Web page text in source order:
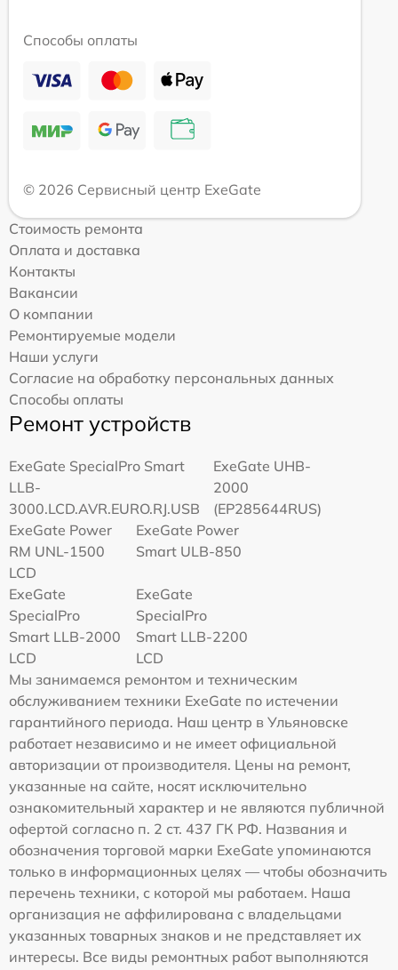
Способы оплаты
© 2026 Сервисный центр ExeGate
Стоимость ремонта
Оплата и доставка
Контакты
Вакансии
О компании
Ремонтируемые модели
Наши услуги
Согласие на обработку персональных данных
Способы оплаты
Ремонт устройств
ExeGate SpecialPro Smart
LLB-
3000.LCD.AVR.EURO.RJ.USB
ExeGate UHB-
2000
(EP285644RUS)
ExeGate Power
RM UNL-1500
LCD
ExeGate Power
Smart ULB-850
ExeGate
SpecialPro
Smart LLB-2000
LCD
ExeGate
SpecialPro
Smart LLB-2200
LCD
Мы занимаемся ремонтом и техническим
обслуживанием техники ExeGate по истечении
гарантийного периода. Наш центр в Ульяновске
работает независимо и не имеет официальной
авторизации от производителя. Цены на ремонт,
указанные на сайте, носят исключительно
ознакомительный характер и не являются публичной
офертой согласно п. 2 ст. 437 ГК РФ. Названия и
обозначения торговой марки ExeGate упоминаются
только в информационных целях — чтобы обозначить
перечень техники, с которой мы работаем. Наша
организация не аффилирована с владельцами
указанных товарных знаков и не представляет их
интересы. Все виды ремонтных работ выполняются